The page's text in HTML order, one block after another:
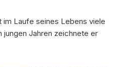
im Laufe seines Lebens viele
jungen Jahren zeichnete er